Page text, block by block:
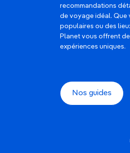
recommandations
de voyage idéal. Que
populaires ou des
Planet vous offrent
expériences uniques.
Nos guides